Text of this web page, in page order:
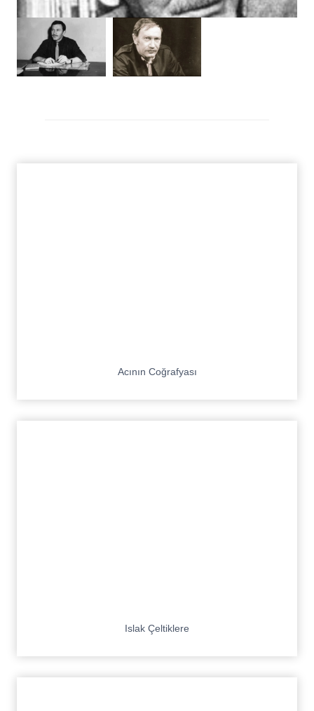
Acının Coğrafyası
Islak Çeltiklere